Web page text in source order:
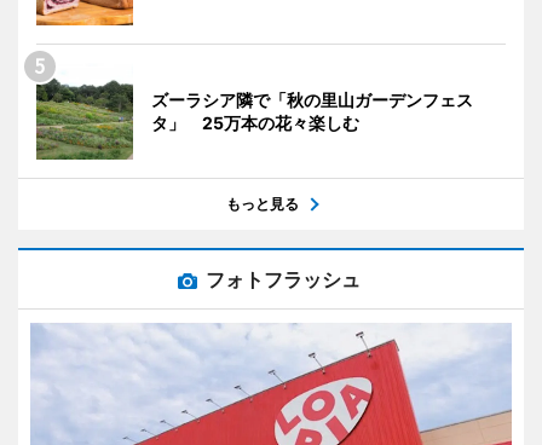
ズーラシア隣で「秋の里山ガーデンフェス
タ」 25万本の花々楽しむ
もっと見る
フォトフラッシュ